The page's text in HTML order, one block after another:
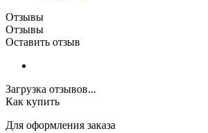
Отзывы
Отзывы
Оставить отзыв
Загрузка отзывов...
Как купить
Для оформления заказа